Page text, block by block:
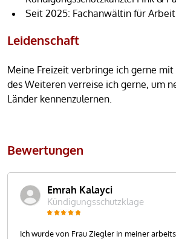
Seit 2025: Fachanwältin für
Leidenschaft
Meine Freizeit verbringe ich gerne mit
des Weiteren verreise ich gerne, um
Länder kennenzulernen.
Bewertungen
Emrah Kalayci
Kündigungsschutzklage
Ich wurde von Frau Ziegler in meiner